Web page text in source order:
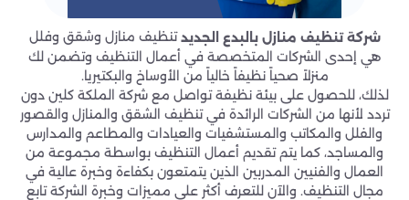
شركة تنظيف منازلبالبدع الجديدتنظيف منازل وشقق وفلل
هي إحدى الشركات المتخصصة في أعمال التنظيف وتضمن لك
منزلاً صحياً نظيفاً خالياً من الأوساخ والبكتيريا.
لذلك، للحصول على بيئة نظيفة تواصل مع شركة الملكة كلين دون
تردد لأنها من الشركات الرائدة في تنظيف الشقق والمنازل والقصور
والفلل والمكاتب والمستشفيات والعيادات والمطاعم والمدارس
والمساجد، كما يتم تقديم أعمال التنظيف بواسطة مجموعة من
العمال والفنيين المدربين الذين يتمتعون بكفاءة وخبرة عالية في
مجال التنظيف. والآن للتعرف أكثر على مميزات وخبرة الشركة تابع